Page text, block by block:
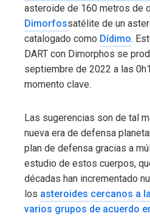
asteroide de 160 metros de
Dimorfossatélite de un
catalogado como Dídimo.
DART con Dimorphos se
septiembre de 2022 a las
momento clave.
Las sugerencias son de tal
nueva era de defensa
plan de defensa gracias a
estudio de estos cuerpos,
décadas han incrementado
los asteroides cercanos a
varios grupos de acuerdo